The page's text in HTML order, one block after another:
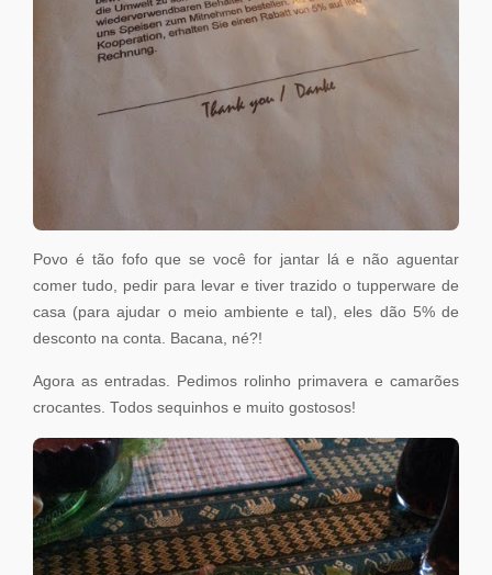
Povo é tão fofo que se você for jantar lá e não aguentar
comer tudo, pedir para levar e tiver trazido o tupperware de
casa (para ajudar o meio ambiente e tal), eles dão 5% de
desconto na conta. Bacana, né?!
Agora as entradas. Pedimos rolinho primavera e camarões
crocantes. Todos sequinhos e muito gostosos!